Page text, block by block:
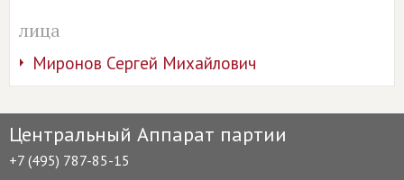
лица
Миронов Сергей Михайлович
Центральный Аппарат партии
+7 (495) 787-85-15